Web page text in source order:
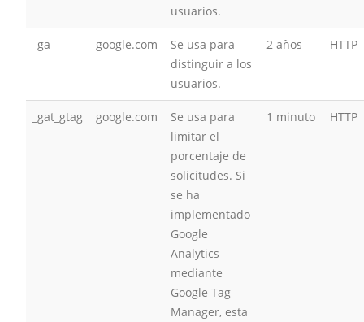
usuarios.
_ga google.com
Se usa para
distinguir a los
usuarios.
2 años HTTP
_gat_gtag google.com
Se usa para
limitar el
porcentaje de
solicitudes. Si
se ha
implementado
Google
Analytics
mediante
Google Tag
Manager, esta
1 minuto HTTP